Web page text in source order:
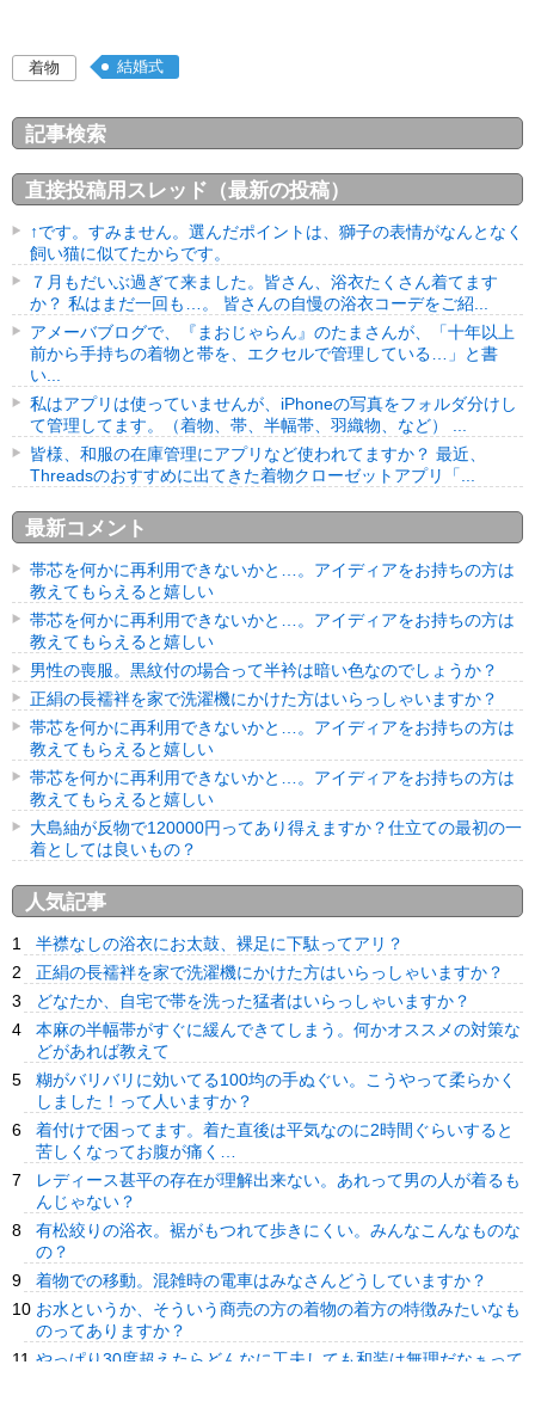
着物 結婚式
記事検索
直接投稿用スレッド（最新の投稿）
↑です。すみません。選んだポイントは、獅子の表情がなんとなく
飼い猫に似てたからです。
７月もだいぶ過ぎて来ました。皆さん、浴衣たくさん着てます
か？ 私はまだ一回も…。 皆さんの自慢の浴衣コーデをご紹...
アメーバブログで、『まおじゃらん』のたまさんが、「十年以上
前から手持ちの着物と帯を、エクセルで管理している…」と書
い...
私はアプリは使っていませんが、iPhoneの写真をフォルダ分けし
て管理してます。（着物、帯、半幅帯、羽織物、など） ...
皆様、和服の在庫管理にアプリなど使われてますか？ 最近、
Threadsのおすすめに出てきた着物クローゼットアプリ「...
最新コメント
帯芯を何かに再利用できないかと…。アイディアをお持ちの方は
教えてもらえると嬉しい
帯芯を何かに再利用できないかと…。アイディアをお持ちの方は
教えてもらえると嬉しい
男性の喪服。黒紋付の場合って半衿は暗い色なのでしょうか？
正絹の長襦袢を家で洗濯機にかけた方はいらっしゃいますか？
帯芯を何かに再利用できないかと…。アイディアをお持ちの方は
教えてもらえると嬉しい
帯芯を何かに再利用できないかと…。アイディアをお持ちの方は
教えてもらえると嬉しい
大島紬が反物で120000円ってあり得えますか？仕立ての最初の一
着としては良いもの？
人気記事
半襟なしの浴衣にお太鼓、裸足に下駄ってアリ？
正絹の長襦袢を家で洗濯機にかけた方はいらっしゃいますか？
どなたか、自宅で帯を洗った猛者はいらっしゃいますか？
本麻の半幅帯がすぐに緩んできてしまう。何かオススメの対策な
どがあれば教えて
糊がバリバリに効いてる100均の手ぬぐい。こうやって柔らかく
しました！って人いますか？
着付けで困ってます。着た直後は平気なのに2時間ぐらいすると
苦しくなってお腹が痛く…
レディース甚平の存在が理解出来ない。あれって男の人が着るも
んじゃない？
有松絞りの浴衣。裾がもつれて歩きにくい。みんなこんなものな
の？
着物での移動。混雑時の電車はみなさんどうしていますか？
お水というか、そういう商売の方の着物の着方の特徴みたいなも
のってありますか？
やっぱり30度超えたらどんなに工夫しても和装は無理だなぁって